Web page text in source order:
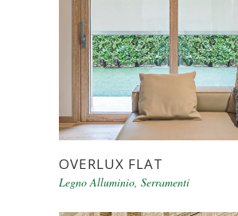
OVERLUX FLAT
Legno Alluminio, Serramenti